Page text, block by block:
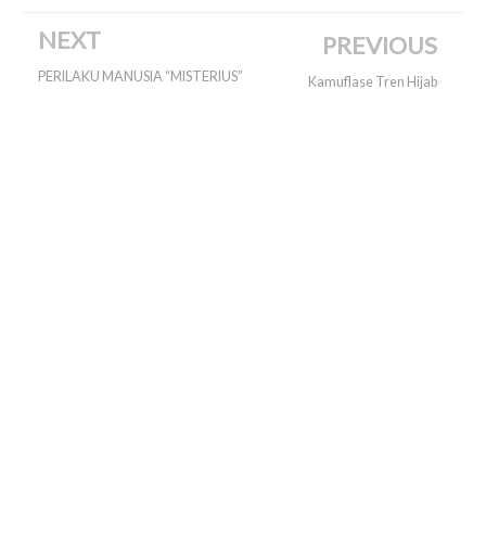
NEXT
PERILAKU MANUSIA “MISTERIUS”
PREVIOUS
Kamuflase Tren Hijab